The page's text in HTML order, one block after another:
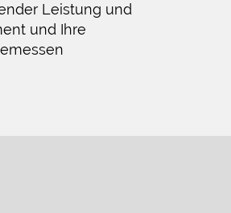
Leistung und
und Ihre